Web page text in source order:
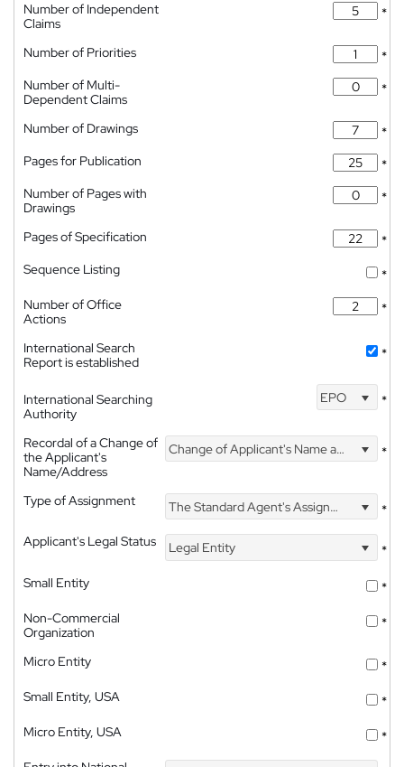
Number of Independent
Claims
*
Number of Priorities
*
Number of Multi-
Dependent Claims
*
Number of Drawings
*
Pages for Publication
*
Number of Pages with
Drawings
*
Pages of Specification
*
Sequence Listing
*
Number of Office
Actions
*
International Search
Report is established
*
International Searching
Authority
EPO *
Recordal of a Change of
the Applicant's
Name/Address
Change of Applicant's Name and Address *
Type of Assignment The Standard Agent's Assignment
*
Applicant's Legal Status
Legal Entity
*
Small Entity
*
Non-Commercial
Organization
*
Micro Entity
*
Small Entity, USA
*
Micro Entity, USA
*